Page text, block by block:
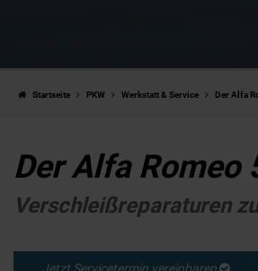
Startseite PKW Werkstatt & Service Der Alfa
Der Alfa Romeo
Verschleißreparaturen
Jetzt Servicetermin vereinbaren